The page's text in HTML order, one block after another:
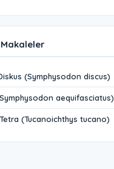
(Symphysodon discus)
aequifasciatus)
(Tucanoichthys tucano)